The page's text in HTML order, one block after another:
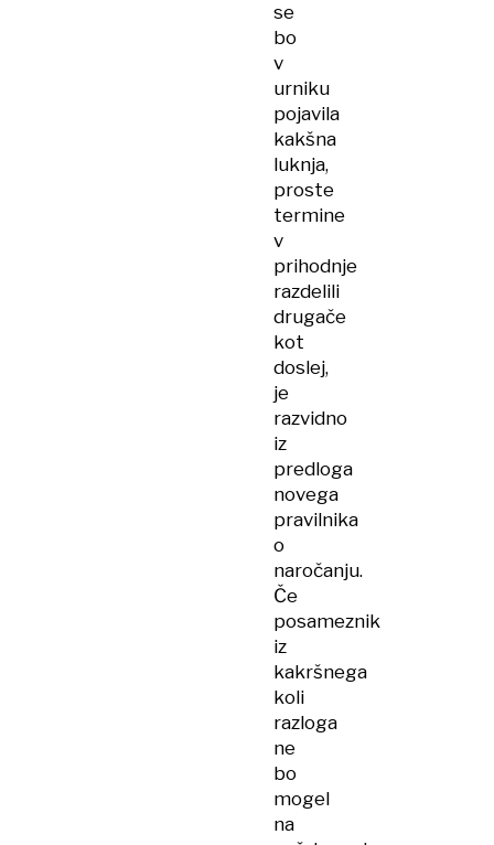
se
bo
v
urniku
pojavila
kakšna
luknja,
proste
termine
v
prihodnje
razdelili
drugače
kot
doslej,
je
razvidno
iz
predloga
novega
pravilnika
o
naročanju.
Če
posameznik
iz
kakršnega
koli
razloga
ne
bo
mogel
na